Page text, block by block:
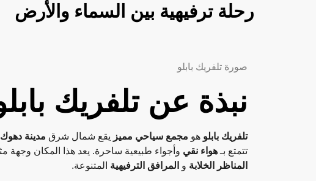
رحلة ترفيهية بين السماء والأرض
صورة تلفريك بابلو
نبذة عن تلفريك
تلفريك بابلو هو مجمع سياحي مميز يقع شمال شرق مدينة دهوك
تتمتع بـ هواء نقي وأجواء طبيعية ساحرة. يعد هذا المكان وجهة
المناظر الخلابة و المرافق الترفيهية المتنوعة.